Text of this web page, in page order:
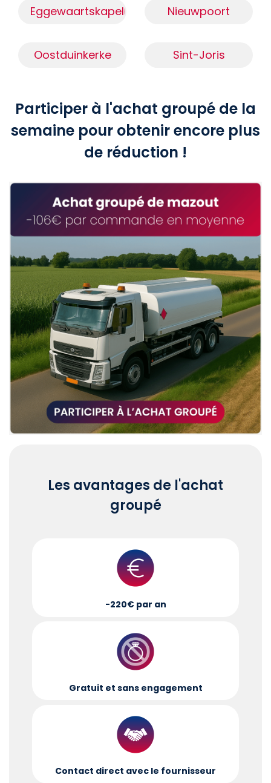
Eggewaartskapelle Nieuwpoort
Oostduinkerke Sint-Joris
Participer à l'achat groupé de la
semaine pour obtenir encore plus
de réduction !
Les avantages de l'achat
groupé
-220€ par an
Gratuit et sans engagement
Contact direct avec le fournisseur